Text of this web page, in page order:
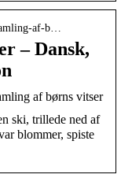
af-b…
– Dansk,
af børns vitser
ski, trillede ned af
blommer, spiste